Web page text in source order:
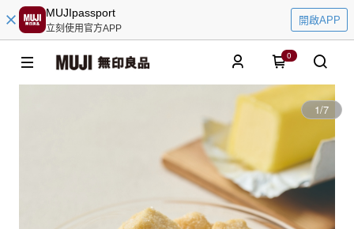
MUJIpassport
立刻使用官方APP
開啟APP
0
1/7